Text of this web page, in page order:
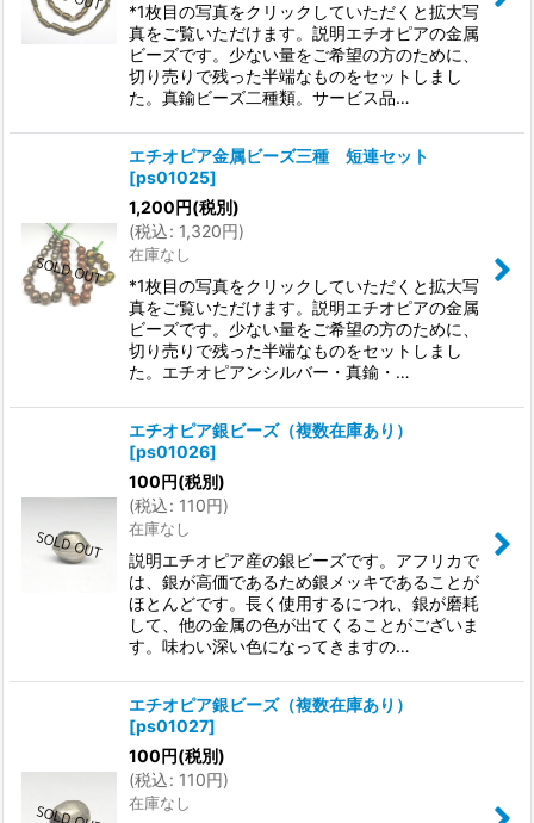
*1枚目の写真をクリックしていただくと拡大写
真をご覧いただけます。説明エチオピアの金属
ビーズです。少ない量をご希望の方のために、
切り売りで残った半端なものをセットしまし
た。真鍮ビーズ二種類。サービス品…
エチオピア金属ビーズ三種 短連セット
[ps01025]
1,200円(税別)
(税込: 1,320円)
在庫なし
*1枚目の写真をクリックしていただくと拡大写
真をご覧いただけます。説明エチオピアの金属
ビーズです。少ない量をご希望の方のために、
切り売りで残った半端なものをセットしまし
た。エチオピアンシルバー・真鍮・…
エチオピア銀ビーズ（複数在庫あり）
[ps01026]
100円(税別)
(税込: 110円)
在庫なし
説明エチオピア産の銀ビーズです。アフリカで
は、銀が高価であるため銀メッキであることが
ほとんどです。長く使用するにつれ、銀が磨耗
して、他の金属の色が出てくることがございま
す。味わい深い色になってきますの…
エチオピア銀ビーズ（複数在庫あり）
[ps01027]
100円(税別)
(税込: 110円)
在庫なし